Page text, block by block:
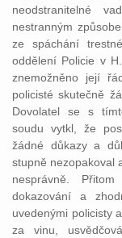
neodstranitelné
nestranným
ze spáchání
oddělení Policie v
znemožněno její
policisté skutečně
Dovolatel se s
soudu vytkl, že
žádné důkazy a
stupně nezopakoval
nesprávně.
dokazování a
uvedenými policisty
za vinu,